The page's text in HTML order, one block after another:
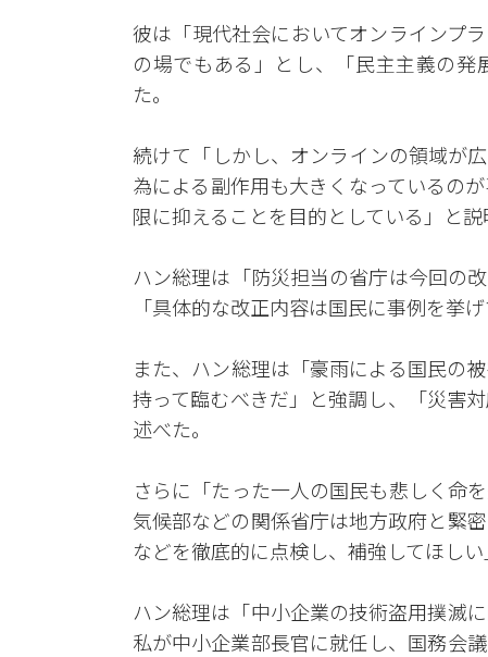
彼は「現代社会においてオンラインプ
の場でもある」とし、「民主主義の
た。
続けて「しかし、オンラインの領域が
為による副作用も大きくなっているの
限に抑えることを目的としている」と説
ハン総理は「防災担当の省庁は今回の
「具体的な改正内容は国民に事例を挙
また、ハン総理は「豪雨による国民の
持って臨むべきだ」と強調し、「災害
述べた。
さらに「たった一人の国民も悲しく命
気候部などの関係省庁は地方政府と緊
などを徹底的に点検し、補強してほしい
ハン総理は「中小企業の技術盗用撲滅
私が中小企業部長官に就任し、国務会